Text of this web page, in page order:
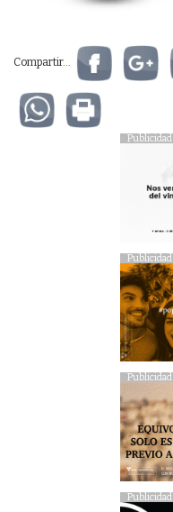
Compartir...
Publicidad
Publicidad
Publicidad
Publicidad